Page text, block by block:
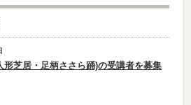
形芝居・足柄ささら踊)の受講者を募集